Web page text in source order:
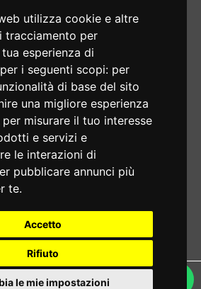
utilizza cookie e altre
tracciamento per
esperienza di
i seguenti scopi: per
di base del sito
una migliore esperienza
per misurare il tuo interesse
e servizi e
le interazioni di
pubblicare annunci più
te.
Accetto
Rifiuto
le mie impostazioni
- Viale Verdi 95 - 23807 Merate (LC) - P. Iva